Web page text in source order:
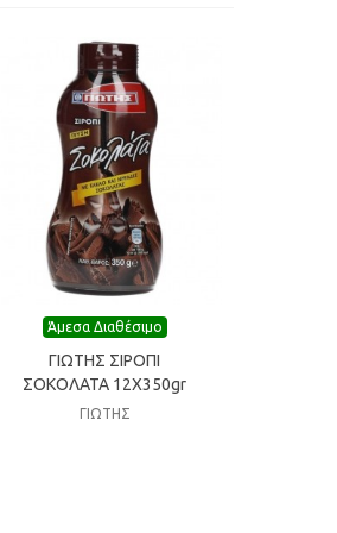
Προσθήκη στη λίστα επιθυμίας
Άμεσα Διαθέσιμο
ΓΙΩΤΗΣ ΣΙΡΟΠΙ
ΣΟΚΟΛΑΤΑ 12X350gr
ΓΙΩΤΗΣ